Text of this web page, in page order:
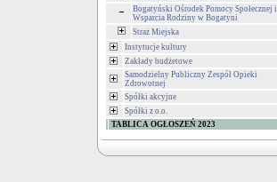
Bogatyński Ośrodek Pomocy Społecznej i
Wsparcia Rodziny w Bogatyni
Straż Miejska
Instytucje kultury
Zakłady budżetowe
Samodzielny Publiczny Zespół Opieki
Zdrowotnej
Spółki akcyjne
Spółki z o.o.
TABLICA OGŁOSZEŃ 2023